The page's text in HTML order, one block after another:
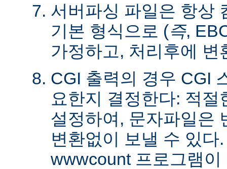
서버파싱 파일은 항상
기본 형식으로 (즉,
가정하고, 처리후에 변
CGI 출력의 경우 CGI
요한지 결정한다: 적
설정하여, 문자파일은
변환없이 보낼 수 있다
wwwcount 프로그램